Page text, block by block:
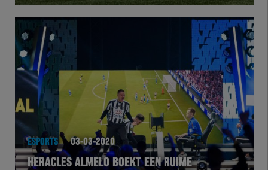
Herakids
Team Zwart Wit
Futsal
eSports
Academie
ESPORTS 03-03-2020
HERACLES ALMELO BOEKT EEN RUIME